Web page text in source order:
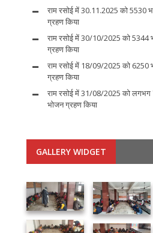
राम रसोई में 30.11.2025 को 5530
ग्रहण किया
राम रसोई में 30/10/2025 को 5344
ग्रहण किया
राम रसोई में 18/09/2025 को 6250
ग्रहण किया
राम रसोई में 31/08/2025 को लगभग
भोजन ग्रहण किया
GALLERY WIDGET